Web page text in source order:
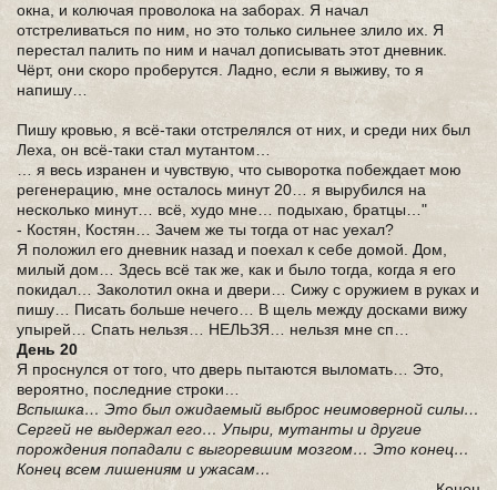
окна, и колючая проволока на заборах. Я начал
отстреливаться по ним, но это только сильнее злило их. Я
перестал палить по ним и начал дописывать этот дневник.
Чёрт, они скоро проберутся. Ладно, если я выживу, то я
напишу…
Пишу кровью, я всё-таки отстрелялся от них, и среди них был
Леха, он всё-таки стал мутантом…
… я весь изранен и чувствую, что сыворотка побеждает мою
регенерацию, мне осталось минут 20… я вырубился на
несколько минут… всё, худо мне… подыхаю, братцы…"
- Костян, Костян… Зачем же ты тогда от нас уехал?
Я положил его дневник назад и поехал к себе домой. Дом,
милый дом… Здесь всё так же, как и было тогда, когда я его
покидал… Заколотил окна и двери… Сижу с оружием в руках и
пишу… Писать больше нечего… В щель между досками вижу
упырей… Спать нельзя… НЕЛЬЗЯ… нельзя мне сп…
День 20
Я проснулся от того, что дверь пытаются выломать… Это,
вероятно, последние строки…
Вспышка… Это был ожидаемый выброс неимоверной силы…
Сергей не выдержал его… Упыри, мутанты и другие
порождения попадали с выгоревшим мозгом… Это конец…
Конец всем лишениям и ужасам…